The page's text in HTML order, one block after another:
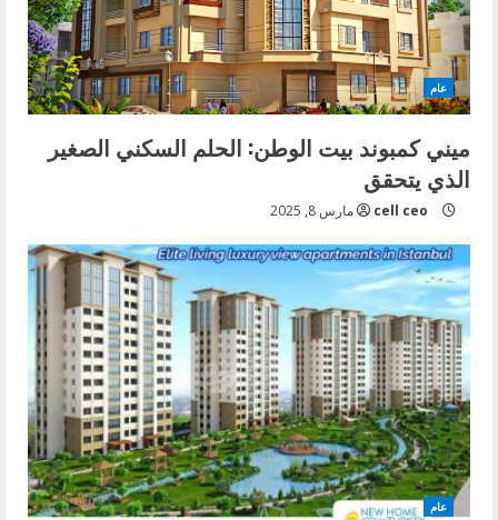
عام
ميني كمبوند بيت الوطن: الحلم السكني الصغير
الذي يتحقق
cell ceo مارس 8, 2025
عام